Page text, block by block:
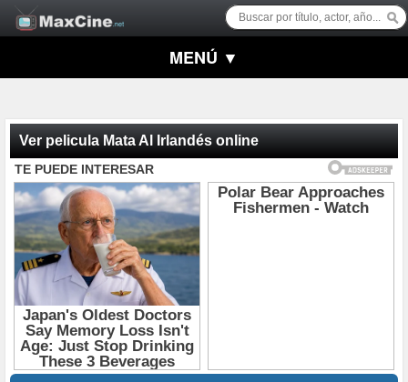
MENÚ ▼
Ver pelicula Mata Al Irlandés online